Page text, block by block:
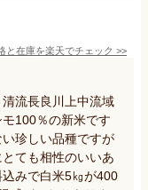
と在庫を楽天でチェック >>
流長良川上中流域
100％の新米です
珍しい品種ですが
ても相性のいいあ
みで白米5㎏が400